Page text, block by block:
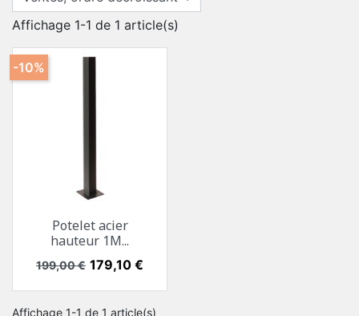
Affichage 1-1 de 1 article(s)
Potelet acier
hauteur 1M...
Prix de base
199,00 € Prix
179,10 €
-10%
Affichage 1-1 de 1 article(s)